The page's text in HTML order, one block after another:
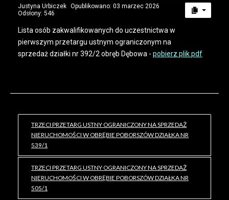
Justyna Urbiczek Opublikowano: 03 marzec 2026
Odsłony: 546
Lista osób zakwalifikowanych do uczestnictwa w
pierwszym przetargu ustnym ograniczonym na
sprzedaż działki nr 392/2 obręb Dębowa - pobierz plik pdf
TRZECI PRZETARG USTNY OGRANICZONY NA SPRZEDAŻ
NIERUCHOMOŚCI W OBRĘBIE POBORSZÓW DZIAŁKA NR
539/1
TRZECI PRZETARG USTNY OGRANICZONY NA SPRZEDAŻ
NIERUCHOMOŚCI W OBRĘBIE POBORSZÓW DZIAŁKA NR
505/1